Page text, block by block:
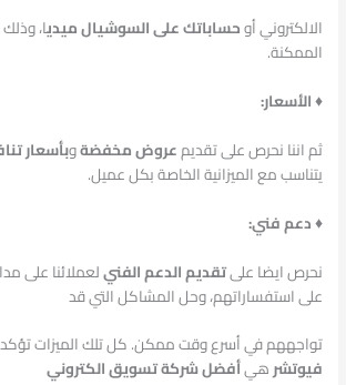
الالكتروني أوحساباتك على السوشيال ميديا،
الممكنة.
♦ الأسعار:
ثم اننا نحرص على تقديمعروض مخفضةوبأسعار
يتناسب مع الميزانية الخاصة بكل عميل.
♦ دعم فني:
نحرص ايضا علىتقديم الدعم الفنيلعملائنا على
على استفساراتهم، وحل المشاكل التي قد
تواجههم في أسرع وقت ممكن. كل تلك الميزات
فيوتشرهيأفضل شركة تسويق الكتروني